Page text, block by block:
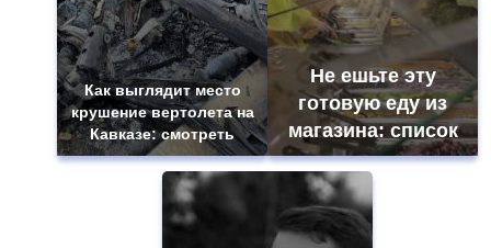
Как выглядит место
крушение вертолета на
Кавказе: смотреть
Не ешьте эту
готовую еду из
магазина: список